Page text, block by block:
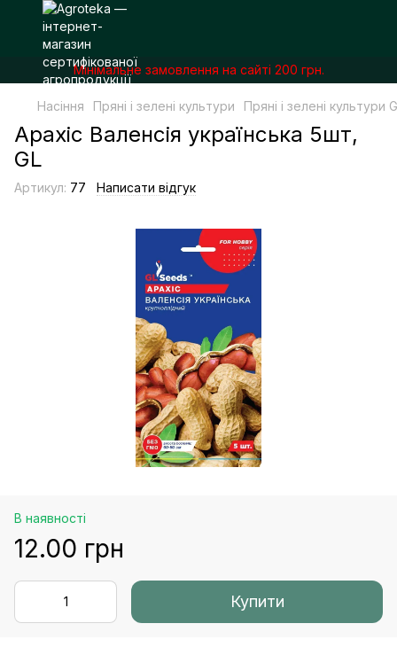
Мінімальне замовлення на сайті 200 грн.
Насіння Пряні і зелені культури Пряні і зелені культури
Арахіс Валенсія українська 5шт,
GL
Артикул: 77 Написати відгук
В наявності
12.00 грн
Купити